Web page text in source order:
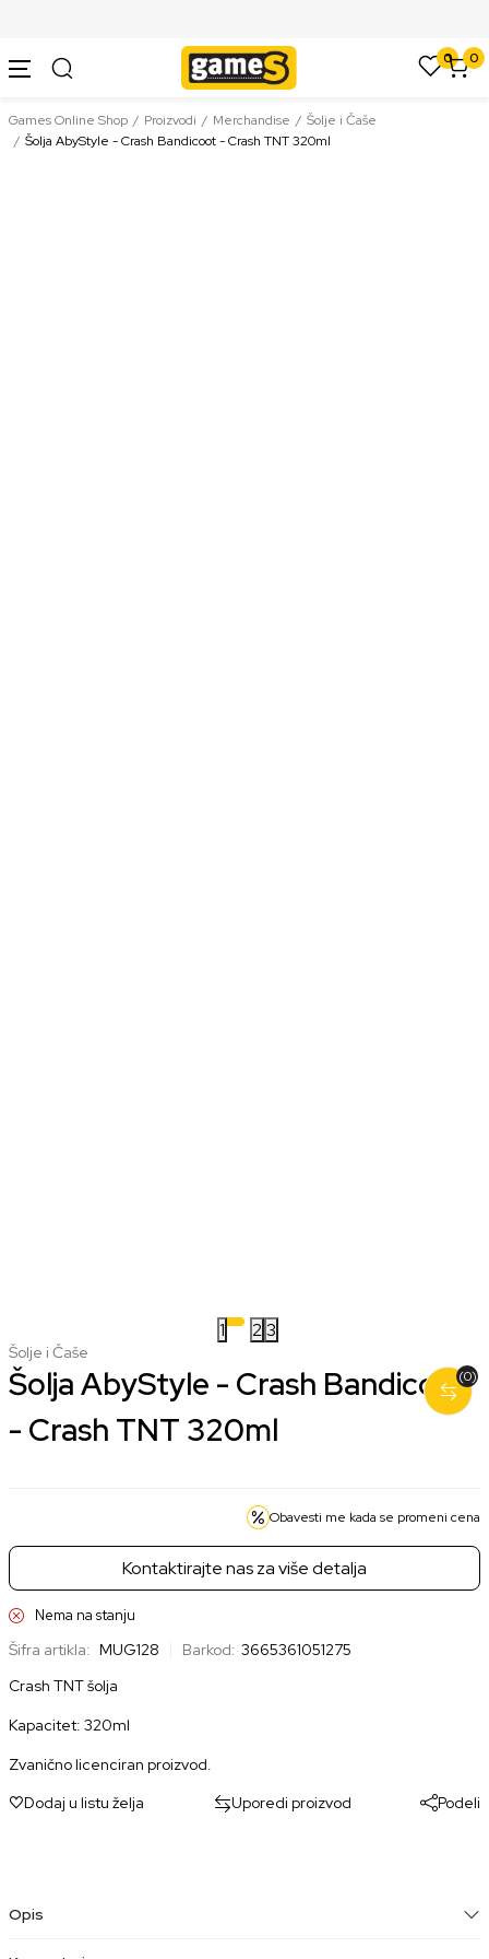
0 0
Games Online Shop Proizvodi Merchandise
Šolje i Čaše
Šolja AbyStyle - Crash Bandicoot - Crash TNT 320ml
1 2 3
Šolje i Čaše
Šolja AbyStyle - Crash Bandicoot
- Crash TNT 320ml
Obavesti me kada se promeni cena
Kontaktirajte nas za više detalja
Nema na stanju
Šifra artikla: MUG128 Barkod: 3665361051275
Crash TNT šolja
Kapacitet: 320ml
Zvanično licenciran proizvod.
Dodaj u listu želja
Uporedi proizvod Podeli
(0)
Opis